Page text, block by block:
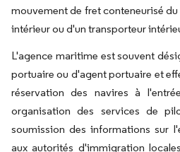
mouvement de fret conteneurisé
intérieur ou d'un transporteur
L'agence maritime est souvent
portuaire ou d'agent portuaire et
réservation des navires à
organisation des services de
soumission des informations sur
aux autorités d'immigration